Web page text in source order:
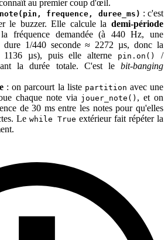
au premier coup d'œil.
frequence, duree_ms) : c'est
le buzzer. Elle calcule la demi-période
la fréquence demandée (à 440 Hz, une
dure 1/440 seconde ≈ 2272 µs, donc la
1136 µs), puis elle alterne
pin.on() /
la durée totale. C'est le bit-banging
: on parcourt la liste partition avec une
chaque note via jouer_note() , et on
de 30 ms entre les notes pour qu'elles
Le while True extérieur fait répéter la